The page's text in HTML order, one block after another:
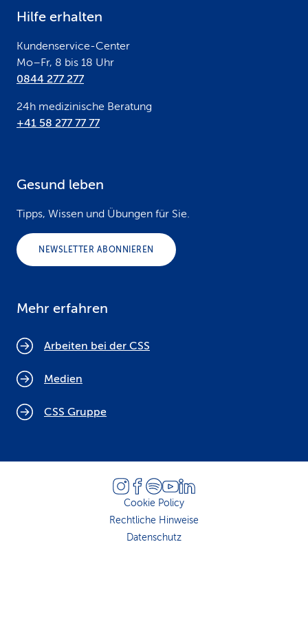
Hilfe erhalten
Kundenservice-Center
Mo–Fr, 8 bis 18 Uhr
0844 277 277
24h medizinische Beratung
+41 58 277 77 77
Gesund leben
Tipps, Wissen und Übungen für Sie.
NEWSLETTER ABONNIEREN
Mehr erfahren
Arbeiten bei der CSS
Medien
CSS Gruppe
Cookie Policy
Rechtliche Hinweise
Datenschutz